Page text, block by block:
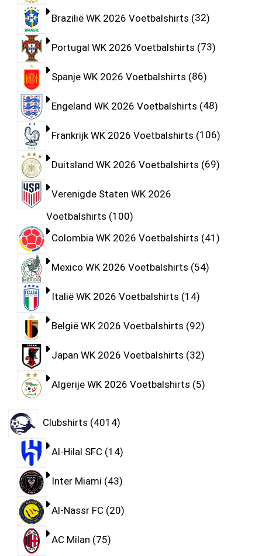
Brazilië WK 2026 Voetbalshirts 32
Portugal WK 2026 Voetbalshirts 73
Spanje WK 2026 Voetbalshirts 86
Engeland WK 2026 Voetbalshirts 48
Frankrijk WK 2026 Voetbalshirts 106
Duitsland WK 2026 Voetbalshirts 69
Verenigde Staten WK 2026
Voetbalshirts 100
Colombia WK 2026 Voetbalshirts 41
Mexico WK 2026 Voetbalshirts 54
Italië WK 2026 Voetbalshirts 14
België WK 2026 Voetbalshirts 92
Japan WK 2026 Voetbalshirts 32
Algerije WK 2026 Voetbalshirts 5
Clubshirts 4014
Al-Hilal SFC 14
Inter Miami 43
Al-Nassr FC 20
AC Milan 75